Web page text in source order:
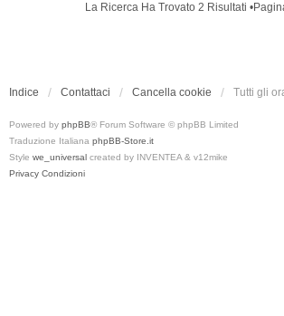
La Ricerca Ha Trovato 2 Risultati
Indice Contattaci Cancella cookie Tutti gli
Powered by phpBB® Forum Software © phpBB Limited
Traduzione Italiana phpBB-Store.it
Style we_universal created by INVENTEA & v12mike
Privacy Condizioni